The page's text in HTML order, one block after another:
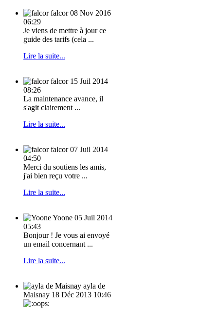
falcor 08 Nov 2016
06:29
Je viens de mettre à jour ce
guide des tarifs (cela ...
Lire la suite...
falcor 15 Juil 2014
08:26
La maintenance avance, il
s'agit clairement ...
Lire la suite...
falcor 07 Juil 2014
04:50
Merci du soutiens les amis,
j'ai bien reçu votre ...
Lire la suite...
Yoone 05 Juil 2014
05:43
Bonjour ! Je vous ai envoyé
un email concernant ...
Lire la suite...
ayla de
Maisnay 18 Déc 2013 10:46